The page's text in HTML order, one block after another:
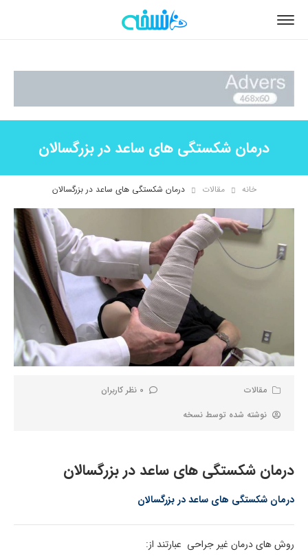
درمان شکستگی های ساعد در بزرگسالان
خانه مقالات درمان شکستگی های ساعد در بزرگسالان
مقالات
0 نظر کاربران
نوشته شده توسط نسخه
درمان شکستگی های ساعد در بزرگسالان
درمان شکستگی های ساعد در بزرگسالان
روش های درمان غیر جراحی عبارتند از: